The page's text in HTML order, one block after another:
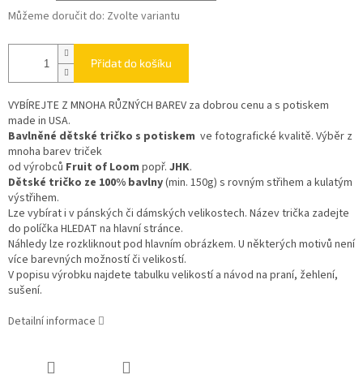
Můžeme doručit do: Zvolte variantu
Přidat do košíku
VYBÍREJTE Z MNOHA RŮZNÝCH BAREV za dobrou cenu a s potiskem
made in USA.
Bavlněné dětské tričko s potiskem ve fotografické kvalitě. Výběr z
mnoha barev triček
od výrobců Fruit of Loom popř. JHK.
Dětské tričko ze 100% bavlny(min. 150g) s rovným střihem a kulatým
výstřihem.
Lze vybírat i v pánských či dámských velikostech. Název trička zadejte
do políčka HLEDAT na hlavní stránce.
Náhledy lze rozkliknout pod hlavním obrázkem. U některých motivů není
více barevných možností či velikostí.
V popisu výrobku najdete tabulku velikostí a návod na praní, žehlení,
sušení.
Detailní informace